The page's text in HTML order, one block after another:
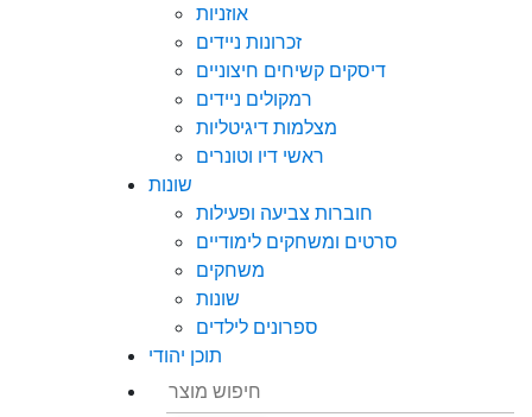
אוזניות
זכרונות ניידים
דיסקים קשיחים חיצוניים
רמקולים ניידים
מצלמות דיגיטליות
ראשי דיו וטונרים
שונות
חוברות צביעה ופעילות
סרטים ומשחקים לימודיים
משחקים
שונות
ספרונים לילדים
תוכן יהודי